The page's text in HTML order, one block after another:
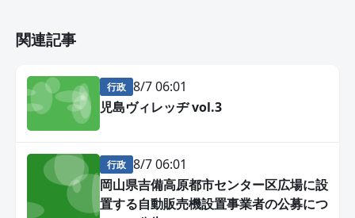
関連記事
行政
8/7 06:01
児島ヴィレッヂ vol.3
行政
8/7 06:01
岡山県吉備高原都市センター区広場に設
置する自動販売機設置事業者の公募につ